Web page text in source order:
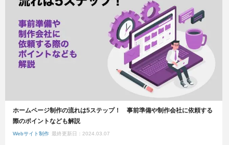
ホームページ制作の流れは5ステップ！ 事前準備や制作会社に依頼する
際のポイントなども解説
Webサイト制作 最終更新日：2024.03.07